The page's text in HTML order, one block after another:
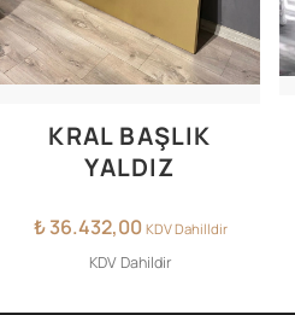
KRAL BAŞLIK
YALDIZ
₺36.432,00 KDV Dahilldir
KDV Dahildir